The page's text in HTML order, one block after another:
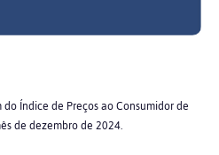
Índice de Preços ao Consumidor de
de dezembro de 2024.